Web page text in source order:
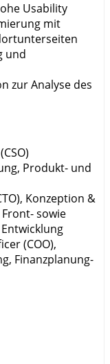
Usability
mit
und
zur Analyse des
Produkt- und
Konzeption &
sowie
(COO),
Finanzplanung-